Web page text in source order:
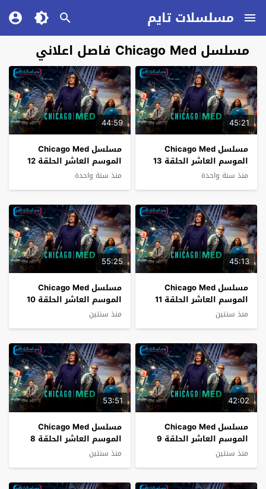
مسلسلات تايم
مسلسل Chicago Med فاصل اعلاني
45:21
مسلسل Chicago Med
الموسم العاشر الحلقة 13
فاصل اعلاني
منذ سنة واحدة
44:59
مسلسل Chicago Med
الموسم العاشر الحلقة 12
فاصل اعلاني
منذ سنة واحدة
45:13
مسلسل Chicago Med
الموسم العاشر الحلقة 11
فاصل اعلاني
منذ سنتين
55:25
مسلسل Chicago Med
الموسم العاشر الحلقة 10
فاصل اعلاني
منذ سنتين
42:02
مسلسل Chicago Med
الموسم العاشر الحلقة 9
فاصل اعلاني
منذ سنتين
53:51
مسلسل Chicago Med
الموسم العاشر الحلقة 8
فاصل اعلاني
منذ سنتين